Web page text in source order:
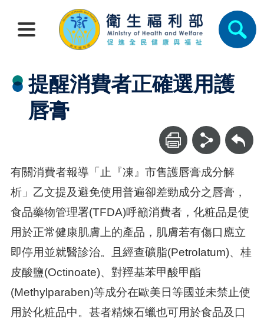
提醒消費者正確選用護
唇膏
回上一頁
有關消費者報導「止『凍』市售護唇膏成分解
析」乙文提及避免使用普遍卻差勁成分之唇膏，
食品藥物管理署(TFDA)呼籲消費者，化粧品是使
用於正常健康肌膚上的產品，肌膚若有傷口應立
即停用並就醫診治。且經查礦脂(Petrolatum)、桂
皮酸鹽(Octinoate)、對羥基苯甲酸甲酯
(Methylparaben)等成分在歐美日等國並未禁止使
用於化粧品中。甚者精煉石蠟也可用於食品及口